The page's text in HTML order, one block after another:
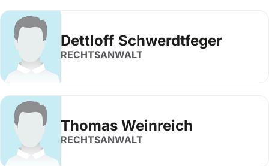
Dettloff Schwerdtfeger
RECHTSANWALT
Thomas Weinreich
RECHTSANWALT